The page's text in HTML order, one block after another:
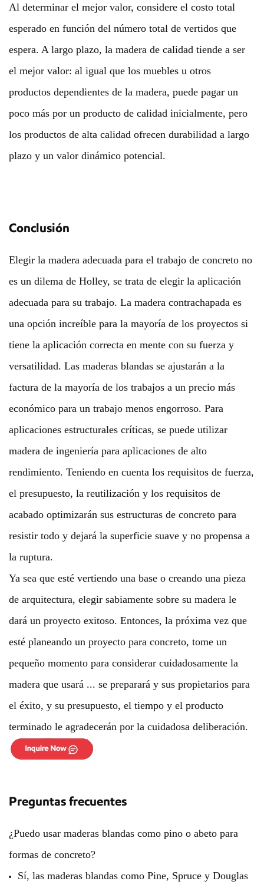
Al determinar el mejor valor, considere el costo total
esperado en función del número total de vertidos que
espera. A largo plazo, la madera de calidad tiende a ser
el mejor valor: al igual que los muebles u otros
productos dependientes de la madera, puede pagar un
poco más por un producto de calidad inicialmente, pero
los productos de alta calidad ofrecen durabilidad a largo
plazo y un valor dinámico potencial.
Conclusión
Elegir la madera adecuada para el trabajo de concreto no
es un dilema de Holley, se trata de elegir la aplicación
adecuada para su trabajo. La madera contrachapada es
una opción increíble para la mayoría de los proyectos si
tiene la aplicación correcta en mente con su fuerza y
versatilidad. Las maderas blandas se ajustarán a la
factura de la mayoría de los trabajos a un precio más
económico para un trabajo menos engorroso. Para
aplicaciones estructurales críticas, se puede utilizar
madera de ingeniería para aplicaciones de alto
rendimiento. Teniendo en cuenta los requisitos de fuerza,
el presupuesto, la reutilización y los requisitos de
acabado optimizarán sus estructuras de concreto para
resistir todo y dejará la superficie suave y no propensa a
la ruptura.
Ya sea que esté vertiendo una base o creando una pieza
de arquitectura, elegir sabiamente sobre su madera le
dará un proyecto exitoso. Entonces, la próxima vez que
esté planeando un proyecto para concreto, tome un
pequeño momento para considerar cuidadosamente la
madera que usará ... se preparará y sus propietarios para
el éxito, y su presupuesto, el tiempo y el producto
terminado le agradecerán por la cuidadosa deliberación.
Preguntas frecuentes
¿Puedo usar maderas blandas como pino o abeto para
formas de concreto?
Sí, las maderas blandas como Pine, Spruce y Douglas